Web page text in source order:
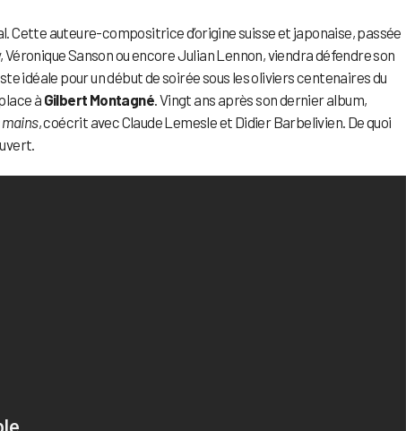
Cette auteure-compositrice d’origine suisse et japonaise, passée
Sanson ou encore Julian Lennon, viendra défendre son
idéale pour un début de soirée sous les oliviers centenaires du
à Gilbert Montagné . Vingt ans après son dernier album,
mains, coécrit avec Claude Lemesle et Didier Barbelivien. De quoi